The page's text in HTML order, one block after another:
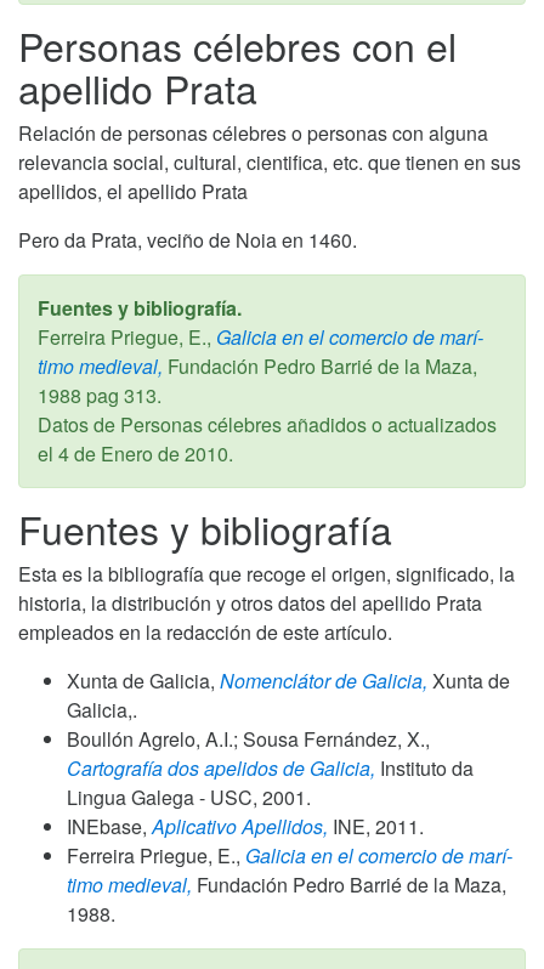
Personas célebres con el
apellido Prata
Relación de personas célebres o personas con alguna
relevancia social, cultural, cientifica, etc. que tienen en sus
apellidos, el apellido Prata
Pero da Prata, veciño de Noia en 1460.
Fuentes y bibliografía.
Ferreira Priegue, E., Galicia en el comercio de marí­
timo medieval, Fundación Pedro Barrié de la Maza,
1988 pag 313.
Datos de Personas célebres añadidos o actualizados
el 4 de Enero de 2010.
Fuentes y bibliografía
Esta es la bibliografía que recoge el origen, significado, la
historia, la distribución y otros datos del apellido Prata
empleados en la redacción de este artículo.
Xunta de Galicia, Nomenclátor de Galicia, Xunta de
Galicia,.
Boullón Agrelo, A.I.; Sousa Fernández, X.,
Cartografía dos apelidos de Galicia, Instituto da
Lingua Galega - USC, 2001.
INEbase, Aplicativo Apellidos, INE, 2011.
Ferreira Priegue, E., Galicia en el comercio de marí­
timo medieval, Fundación Pedro Barrié de la Maza,
1988.